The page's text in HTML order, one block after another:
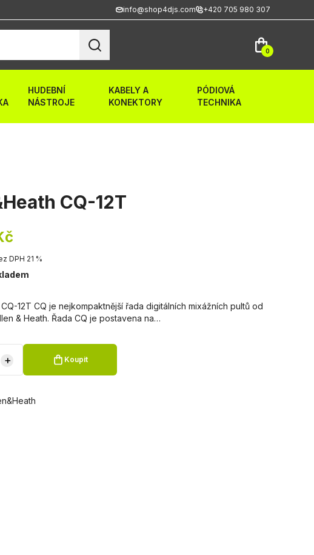
info@shop4djs.com +420 705 980 307
0
HUDEBNÍ
NÁSTROJE
KABELY A
KONEKTORY
PÓDIOVÁ
TECHNIKA
CQ-12T
DPH 21 %
12T CQ je nejkompaktnější řada digitálních mixážních pultů od
& Heath. Řada CQ je postavena na…
+ Koupit